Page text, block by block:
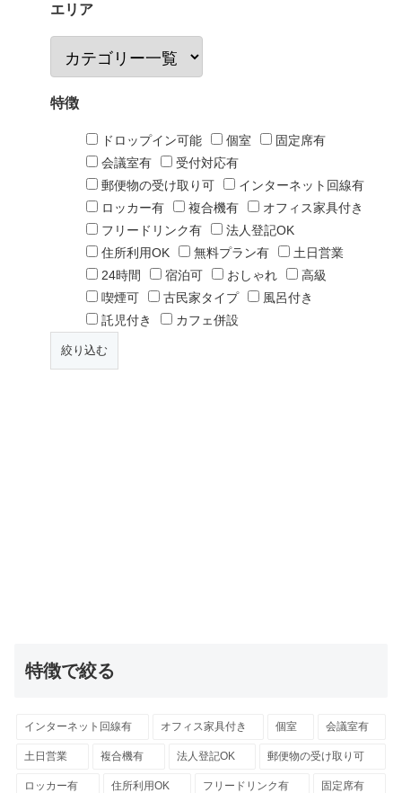
エリア
特徴
ドロップイン可能 個室
固定席有
会議室有
受付対応有
郵便物の受け取り可
インターネット回線有
ロッカー有
複合機有
オフィス家具付き
フリードリンク有
法人登記OK
住所利用OK
無料プラン有
土日営業
24時間
宿泊可 おしゃれ
高級
喫煙可
古民家タイプ
風呂付き
託児付き
カフェ併設
特徴で絞る
インターネット回線有 オフィス家具付き 個室 会議室有
土日営業 複合機有 法人登記OK 郵便物の受け取り可
ロッカー有 住所利用OK フリードリンク有 固定席有